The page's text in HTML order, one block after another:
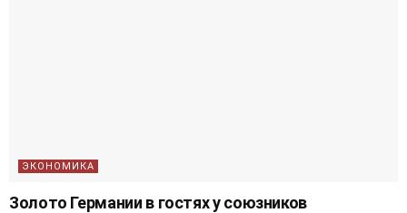
ЭКОНОМИКА
Золото Германии в гостях у союзников